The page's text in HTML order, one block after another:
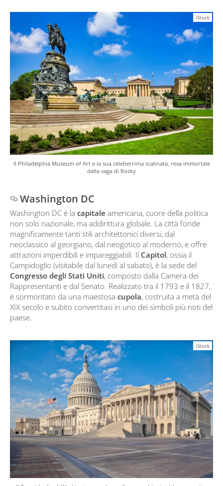
iStock
Il Philadelphia Museum of Art e la sua celeberrima scalinata, resa immortale
dalla saga di Rocky
Washington DC
Washington DC è la capitale americana, cuore della politica
non solo nazionale, ma addirittura globale. La città fonde
magnificamente tanti stili architettonici diversi, dal
neoclassico al georgiano, dal neogotico al moderno, e offre
attrazioni imperdibili e impareggiabili. Il Capitol, ossia il
Campidoglio (visitabile dal lunedì al sabato), è la sede del
Congresso degli Stati Uniti, composto dalla Camera dei
Rappresentanti e dal Senato. Realizzato tra il 1793 e il 1827,
è sormontato da una maestosa cupola, costruita a metà del
XIX secolo e subito convertitasi in uno dei simboli più noti del
paese.
iStock